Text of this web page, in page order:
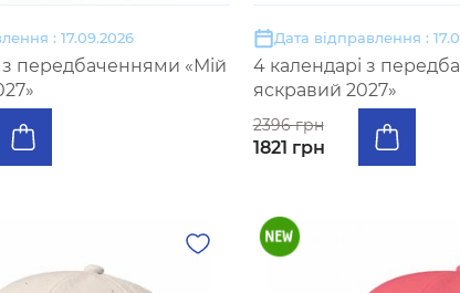
: 17.09.2026
з передбаченнями «Мій
Дата відправлення :
4 календарі з
яскравий 2027»
2396 грн
1821 грн